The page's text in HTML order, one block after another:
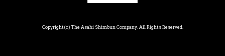
Copyright(c) The Asahi Shimbun Company. All Rights Reserved.